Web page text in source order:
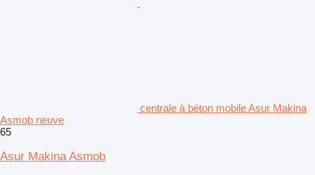
centrale à béton mobile Asur Makina
Asmob neuve
65
Asur Makina Asmob